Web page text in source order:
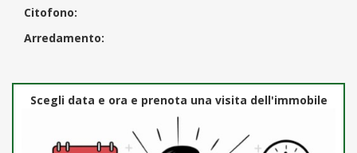
Citofono:
Arredamento:
Scegli data e ora e prenota una visita dell'immobile